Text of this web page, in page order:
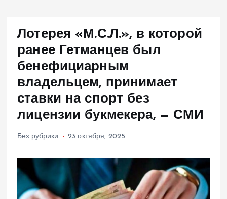
Лотерея «М.С.Л.», в которой
ранее Гетманцев был
бенефициарным
владельцем, принимает
ставки на спорт без
лицензии букмекера, — СМИ
Без рубрики 23 октября, 2025